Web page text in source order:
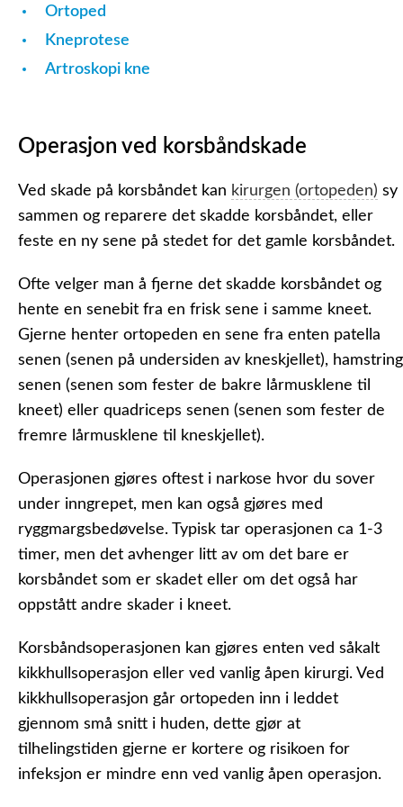
Ortoped
Kneprotese
Artroskopi kne
Operasjon ved korsbåndskade
Ved skade på korsbåndet kan kirurgen (ortopeden) sy
sammen og reparere det skadde korsbåndet, eller
feste en ny sene på stedet for det gamle korsbåndet.
Ofte velger man å fjerne det skadde korsbåndet og
hente en senebit fra en frisk sene i samme kneet.
Gjerne henter ortopeden en sene fra enten patella
senen (senen på undersiden av kneskjellet), hamstring
senen (senen som fester de bakre lårmusklene til
kneet) eller quadriceps senen (senen som fester de
fremre lårmusklene til kneskjellet).
Operasjonen gjøres oftest i narkose hvor du sover
under inngrepet, men kan også gjøres med
ryggmargsbedøvelse. Typisk tar operasjonen ca 1-3
timer, men det avhenger litt av om det bare er
korsbåndet som er skadet eller om det også har
oppstått andre skader i kneet.
Korsbåndsoperasjonen kan gjøres enten ved såkalt
kikkhullsoperasjon eller ved vanlig åpen kirurgi. Ved
kikkhullsoperasjon går ortopeden inn i leddet
gjennom små snitt i huden, dette gjør at
tilhelingstiden gjerne er kortere og risikoen for
infeksjon er mindre enn ved vanlig åpen operasjon.